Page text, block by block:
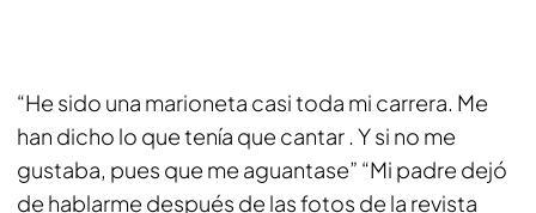
“He sido una marioneta casi toda mi carrera. Me
han dicho lo que tenía que cantar . Y si no me
gustaba, pues que me aguantase” “Mi padre dejó
de hablarme después de las fotos de la revista